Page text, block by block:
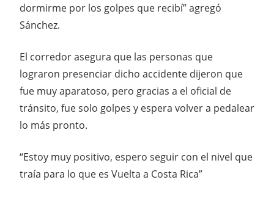
dormirme por los golpes que recibí” agregó
Sánchez.
El corredor asegura que las personas que
lograron presenciar dicho accidente dijeron que
fue muy aparatoso, pero gracias a el oficial de
tránsito, fue solo golpes y espera volver a pedalear
lo más pronto.
“Estoy muy positivo, espero seguir con el nivel que
traía para lo que es Vuelta a Costa Rica”